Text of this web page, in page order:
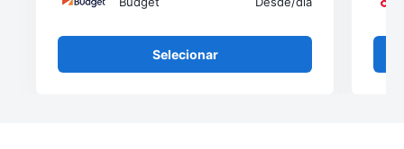
Selecionar